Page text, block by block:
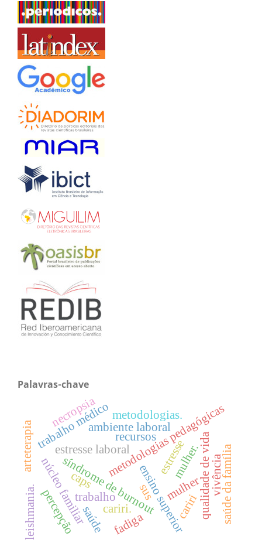
Palavras-chave
metodologias pedagógicas
ensino superior
síndrome de burnoutestresse
ambiente laboral
estresse laboral
trabalho médico
mulher
trabalho qualidade de vida
núcleo familiar vivência
necropsia
cariri.
percepção
mulher.
recursos
metodologias.
saúde
sus
cariri
leishmania. fadiga saúde da família
caps
arteterapia